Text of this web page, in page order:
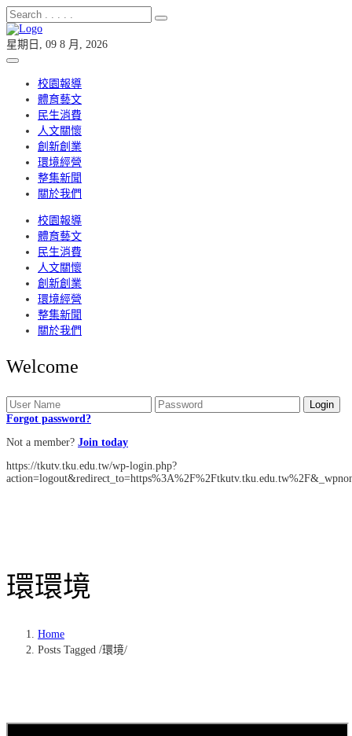
星期日, 09 8 月, 2026
校園報導
體育藝文
民生消費
人文關懷
創新創業
環境經營
整集新聞
關於我們
校園報導
體育藝文
民生消費
人文關懷
創新創業
環境經營
整集新聞
關於我們
Welcome
Forgot password?
Not a member? Join today
https://tkutv.tku.edu.tw/wp-login.php?
環環境
Home
Posts Tagged /環境/